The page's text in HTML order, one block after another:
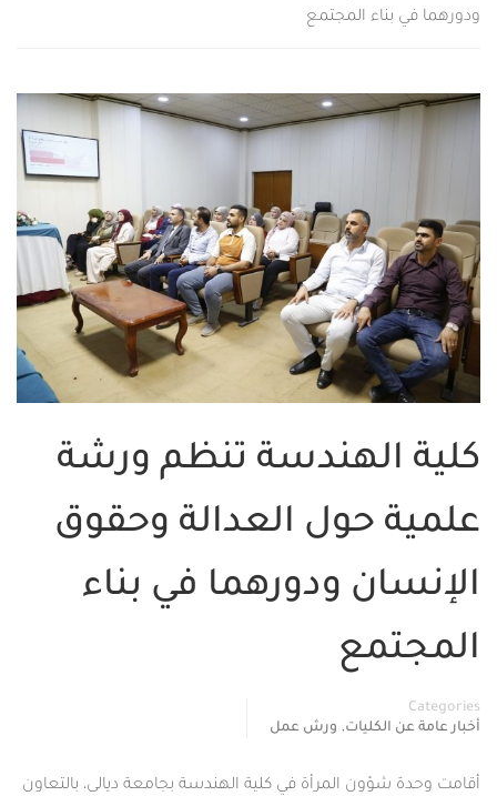
ودورهما في بناء المجتمع
كلية الهندسة تنظم ورشة
علمية حول العدالة وحقوق
الإنسان ودورهما في بناء
المجتمع
Categories
أخبار عامة عن الكليات, ورش عمل
أقامت وحدة شؤون المرأة في كلية الهندسة بجامعة ديالى، بالتعاون